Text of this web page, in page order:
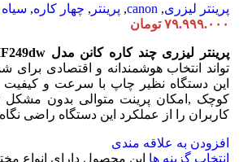
پرینتر لیزری,
canon
, پرینتر , چهار کاره,
۷۹.۹۹۹.۰۰۰ تومان
پرینتر لیزری چند کاره کانن مدل MF249dw
تواند انتخاب هوشمندانه و اقتصادی برای
این دستگاه نظیر چاپ با سرعت و کیفیت
کوچک ,امکان پرینت متوالی بدون مشکل
کاربران را از عملکرد این دستگاه راضی
افزودن به علاقه مندی
انتخاب گزینه ها این محصول دارای انواع